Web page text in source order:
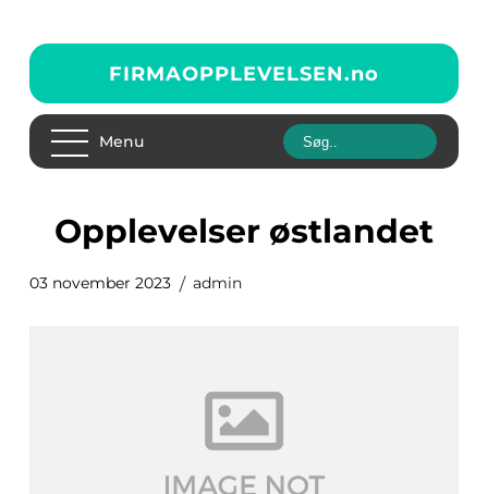
FIRMAOPPLEVELSEN.no
Menu
opplevelser østlandet
03 november 2023 admin